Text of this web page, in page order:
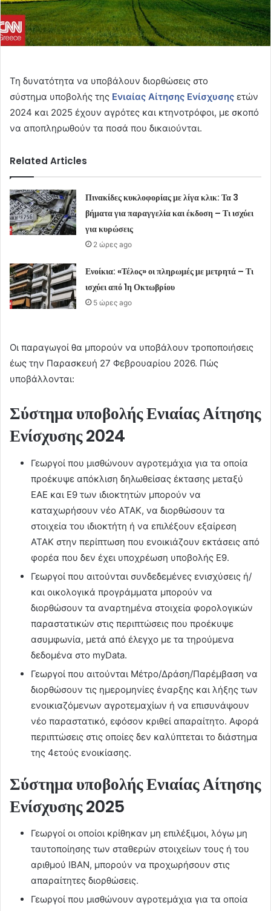
Τη δυνατότητα να υποβάλουν διορθώσεις στο
σύστημα υποβολής της Ενιαίας Αίτησης Ενίσχυσης ετών
2024 και 2025 έχουν αγρότες και κτηνοτρόφοι, με σκοπό
να αποπληρωθούν τα ποσά που δικαιούνται.
Related Articles
Πινακίδες κυκλοφορίας με λίγα κλικ: Τα 3
βήματα για παραγγελία και έκδοση – Τι ισχύει
για κυρώσεις
2 ώρες ago
Ενοίκια: «Τέλος» οι πληρωμές με μετρητά – Τι
ισχύει από 1η Οκτωβρίου
5 ώρες ago
Οι παραγωγοί θα μπορούν να υποβάλουν τροποποιήσεις
έως την Παρασκευή 27 Φεβρουαρίου 2026. Πώς
υποβάλλονται:
Σύστημα υποβολής Ενιαίας Αίτησης
Ενίσχυσης 2024
Γεωργοί που μισθώνουν αγροτεμάχια για τα οποία
προέκυψε απόκλιση δηλωθείσας έκτασης μεταξύ
ΕΑΕ και Ε9 των ιδιοκτητών μπορούν να
καταχωρήσουν νέο ΑΤΑΚ, να διορθώσουν τα
στοιχεία του ιδιοκτήτη ή να επιλέξουν εξαίρεση
ΑΤΑΚ στην περίπτωση που ενοικιάζουν εκτάσεις από
φορέα που δεν έχει υποχρέωση υποβολής Ε9.
Γεωργοί που αιτούνται συνδεδεμένες ενισχύσεις ή/
και οικολογικά προγράμματα μπορούν να
διορθώσουν τα αναρτημένα στοιχεία φορολογικών
παραστατικών στις περιπτώσεις που προέκυψε
ασυμφωνία, μετά από έλεγχο με τα τηρούμενα
δεδομένα στο myData.
Γεωργοί που αιτούνται Μέτρο/Δράση/Παρέμβαση να
διορθώσουν τις ημερομηνίες έναρξης και λήξης των
ενοικιαζόμενων αγροτεμαχίων ή να επισυνάψουν
νέο παραστατικό, εφόσον κριθεί απαραίτητο. Αφορά
περιπτώσεις στις οποίες δεν καλύπτεται το διάστημα
της 4ετούς ενοικίασης.
Σύστημα υποβολής Ενιαίας Αίτησης
Ενίσχυσης 2025
Γεωργοί οι οποίοι κρίθηκαν μη επιλέξιμοι, λόγω μη
ταυτοποίησης των σταθερών στοιχείων τους ή του
αριθμού ΙΒΑΝ, μπορούν να προχωρήσουν στις
απαραίτητες διορθώσεις.
Γεωργοί που μισθώνουν αγροτεμάχια για τα οποία